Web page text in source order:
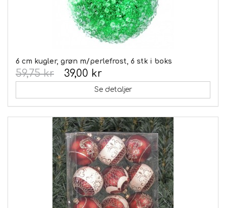
6 cm kugler, grøn m/perlefrost, 6 stk i boks
39,00 kr
59,75 kr
Se detaljer